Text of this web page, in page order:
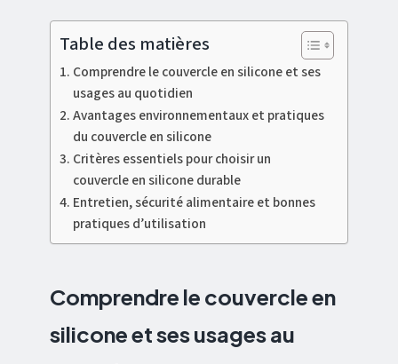
Table des matières
Comprendre le couvercle en silicone et ses
usages au quotidien
Avantages environnementaux et pratiques
du couvercle en silicone
Critères essentiels pour choisir un
couvercle en silicone durable
Entretien, sécurité alimentaire et bonnes
pratiques d’utilisation
Comprendre le couvercle en
silicone et ses usages au